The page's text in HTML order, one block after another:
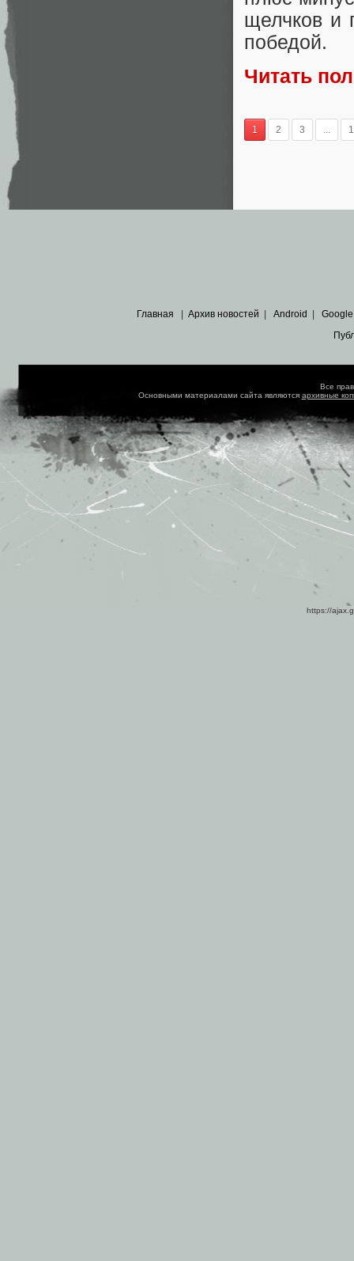
щелчков и
победой.
Читать
1 2 3
Главная Архив новостей Android Google
Все
Основными материалами сайта являются архивные
https://